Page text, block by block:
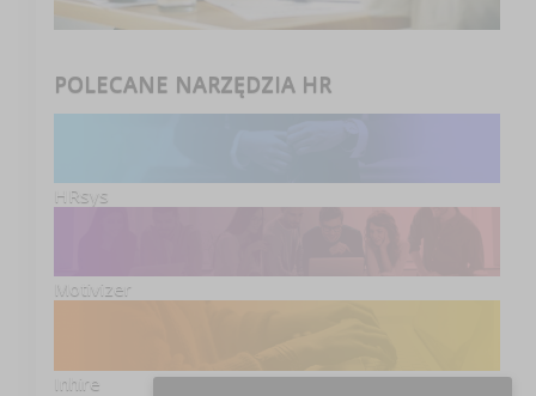
POLECANE NARZĘDZIA HR
HRsys
Motivizer
Inhire